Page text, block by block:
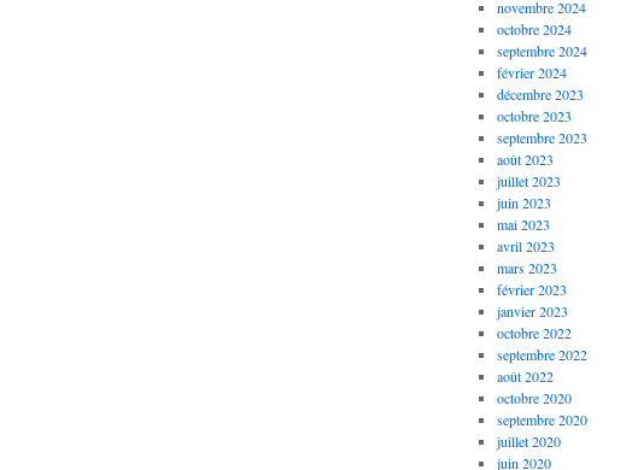
novembre 2024
octobre 2024
septembre 2024
février 2024
décembre 2023
octobre 2023
septembre 2023
août 2023
juillet 2023
juin 2023
mai 2023
avril 2023
mars 2023
février 2023
janvier 2023
octobre 2022
septembre 2022
août 2022
octobre 2020
septembre 2020
juillet 2020
juin 2020